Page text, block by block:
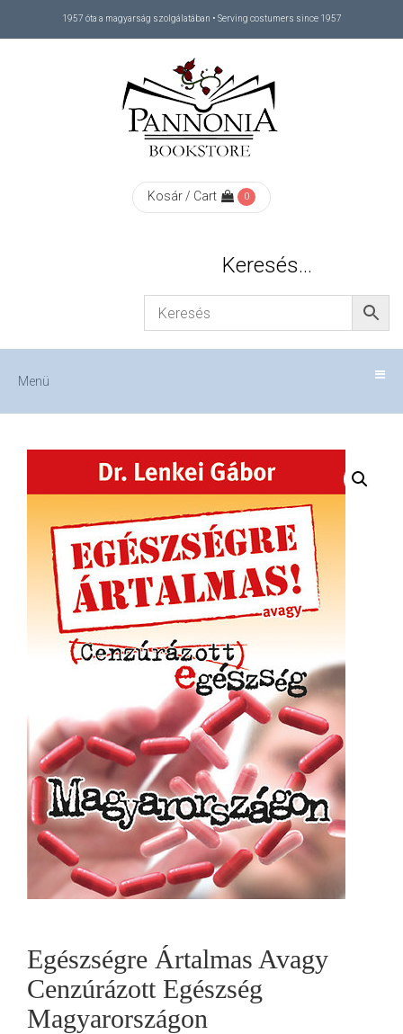
1957 óta a magyarság szolgálatában • Serving costumers since 1957
Kosár / Cart 0
Keresés…
Menü
SHOP
KAPCSOLAT
US
Egészségre Ártalmas Avagy
Cenzúrázott Egészség
Magyarországon